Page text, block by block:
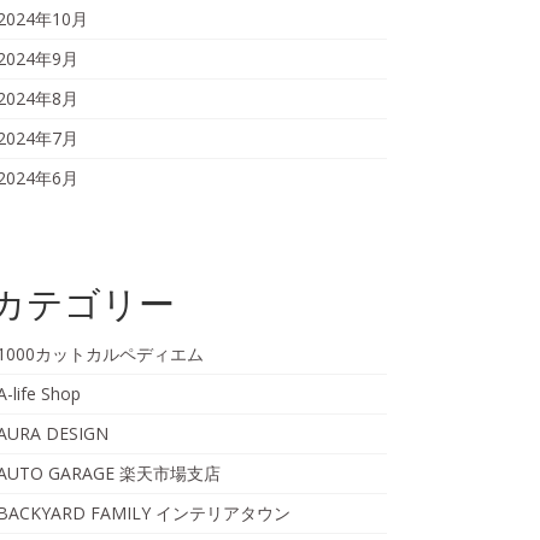
年10月
年9月
年8月
年7月
年6月
テゴリー
カットカルペディエム
life Shop
DESIGN
GARAGE 楽天市場支店
FAMILY インテリアタウン